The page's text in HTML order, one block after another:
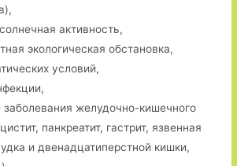
активность,
экологическая обстановка,
условий,
заболевания желудочно-кишечного
панкреатит, гастрит, язвенная
и двенадцатиперстной кишки,